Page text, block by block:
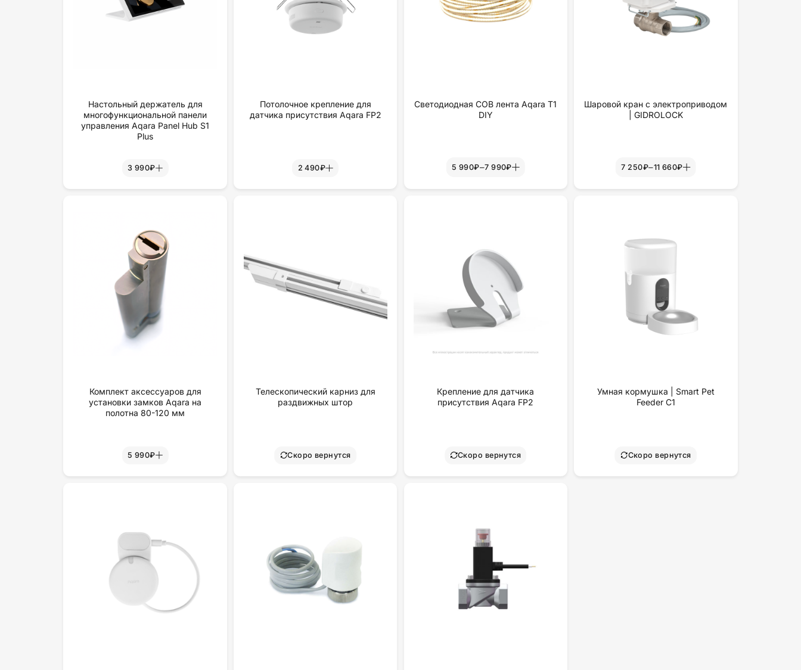
Настольный держатель для
многофункциональной панели
управления Aqara Panel Hub S1
Plus
3 990₽
Потолочное крепление для
датчика присутствия Aqara FP2
2 490₽
Светодиодная COB лента Aqara T1
DIY
5 990₽–7 990₽
Шаровой кран с электроприводом
| GIDROLOCK
7 250₽–11 660₽
Комплект аксессуаров для
установки замков Aqara на
полотна 80-120 мм
5 990₽
Телескопический карниз для
раздвижных штор
Скоро вернутся
Крепление для датчика
присутствия Aqara FP2
Скоро вернутся
Умная кормушка | Smart Pet
Feeder C1
Скоро вернутся